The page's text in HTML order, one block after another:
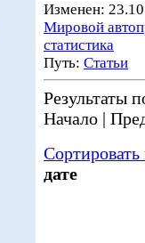
Изменен:
Мировой
статистика
Путь: Статьи
Результаты
Начало |
дате